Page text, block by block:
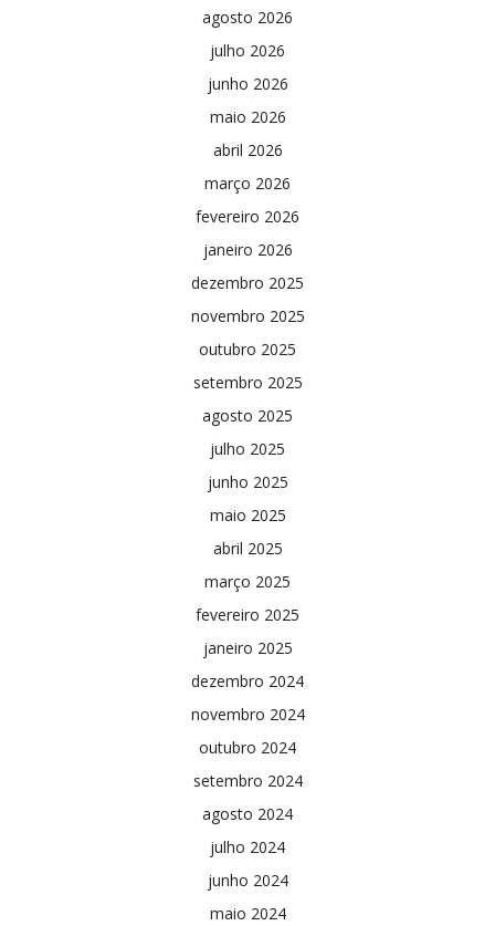
agosto 2026
julho 2026
junho 2026
maio 2026
abril 2026
março 2026
fevereiro 2026
janeiro 2026
dezembro 2025
novembro 2025
outubro 2025
setembro 2025
agosto 2025
julho 2025
junho 2025
maio 2025
abril 2025
março 2025
fevereiro 2025
janeiro 2025
dezembro 2024
novembro 2024
outubro 2024
setembro 2024
agosto 2024
julho 2024
junho 2024
maio 2024